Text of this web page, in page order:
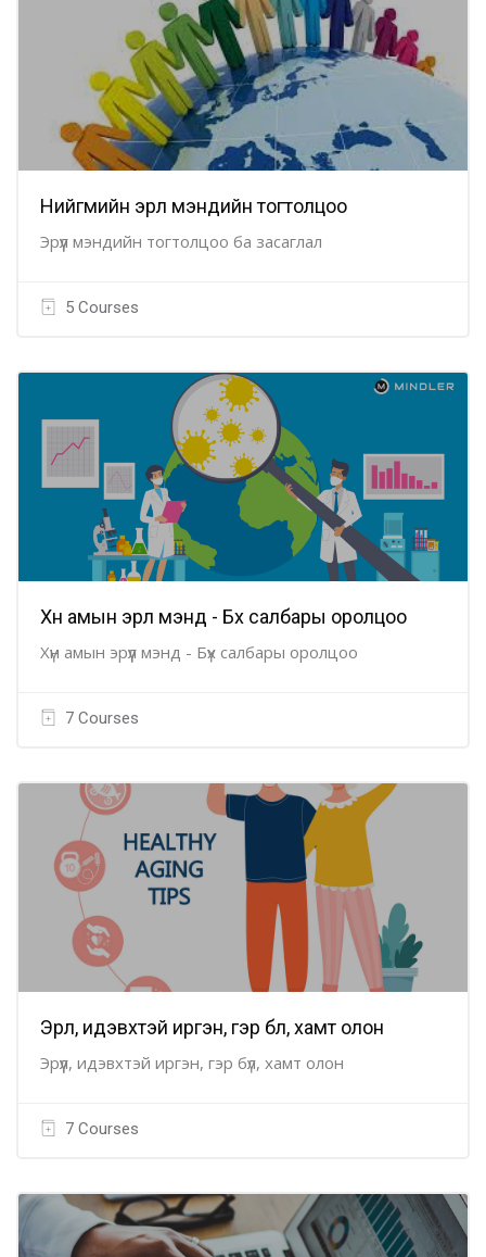
Нийгмийн эрүүл мэндийн тогтолцоо
Эрүүл мэндийн тогтолцоо ба засаглал
5 Courses
Хүн амын эрүүл мэнд - Бүх салбары оролцоо
Хүн амын эрүүл мэнд - Бүх салбары оролцоо
7 Courses
Эрүүл, идэвхтэй иргэн, гэр бүл, хамт олон
Эрүүл, идэвхтэй иргэн, гэр бүл, хамт олон
7 Courses